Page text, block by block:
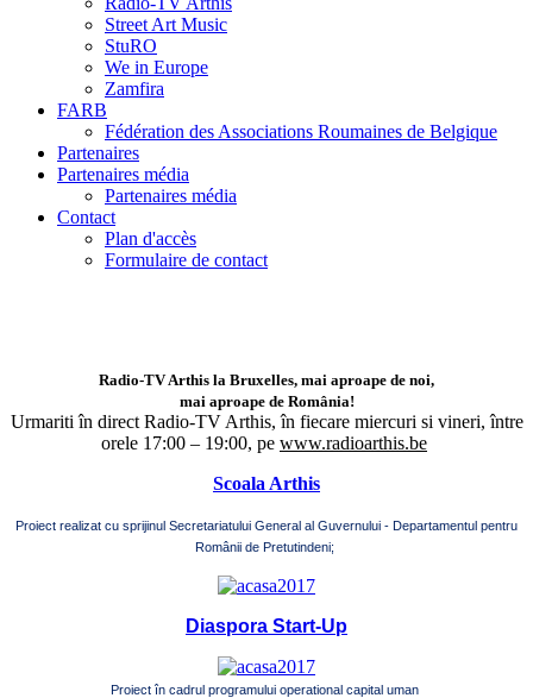
Street Art Music
StuRO
We in Europe
Zamfira
FARB
Fédération des Associations Roumaines de Belgique
Partenaires
Partenaires média
Partenaires média
Contact
Plan d'accès
Formulaire de contact
Radio-TV Arthis la Bruxelles, mai aproape de noi,
mai aproape de România!
Urmariti în direct Radio-TV Arthis, în fiecare miercuri si vineri, între
orele 17:00 – 19:00, pe www.radioarthis.be
Scoala Arthis
Proiect realizat cu sprijinul Secretariatului General al Guvernului - Departamentul pentru
Românii de Pretutindeni;
Diaspora Start-Up
Proiect în cadrul programului operational capital uman